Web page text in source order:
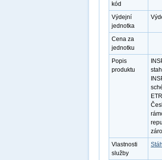
kód
Výdejní
jednotka
Cena za
jednotku
Popis
produktu
Vlastnosti
služby